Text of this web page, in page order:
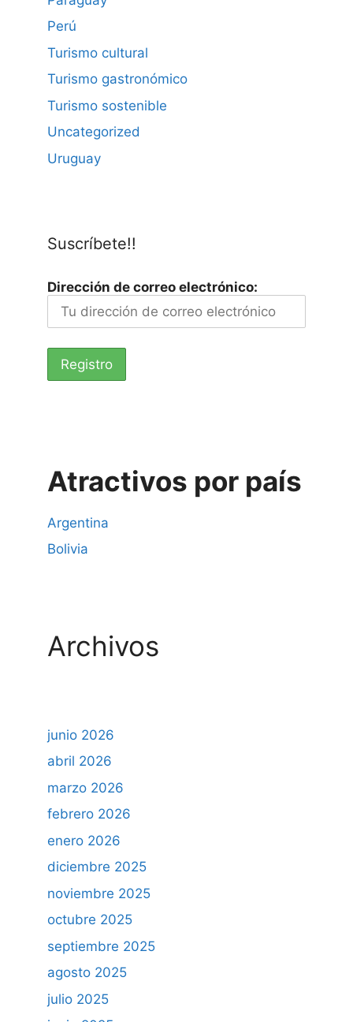
Perú
Turismo cultural
Turismo gastronómico
Turismo sostenible
Uncategorized
Uruguay
Suscríbete!!
Dirección de correo electrónico:
Atractivos por país
Argentina
Bolivia
Archivos
junio 2026
abril 2026
marzo 2026
febrero 2026
enero 2026
diciembre 2025
noviembre 2025
octubre 2025
septiembre 2025
agosto 2025
julio 2025